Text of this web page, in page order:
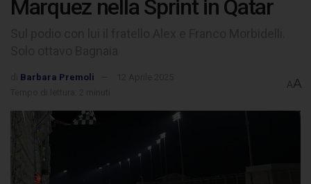
Marquez nella Sprint in Qatar
Barbara Premoli
AA